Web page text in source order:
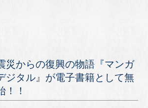
災からの復興の物語『マンガ
ジタル』が電子書籍として無
！！